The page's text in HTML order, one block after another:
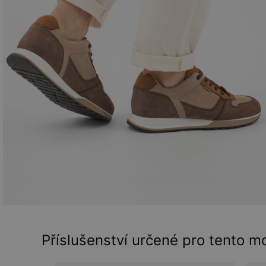
Příslušenství určené pro tento